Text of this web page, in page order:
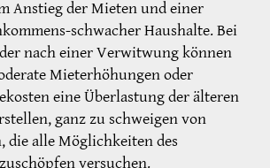
Anstieg der Mieten und einer
schwacher Haushalte. Bei
nach einer Verwitwung können
Mieterhöhungen oder
eine Überlastung der älteren
ganz zu schweigen von
die alle Möglichkeiten des
versuchen.